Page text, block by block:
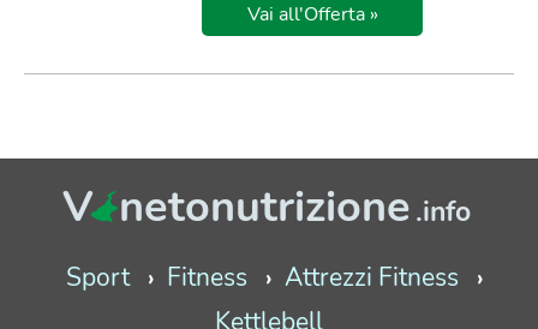
Vai all'Offerta »
V netonutrizione.info
Sport Fitness
Attrezzi Fitness
Kettlebell